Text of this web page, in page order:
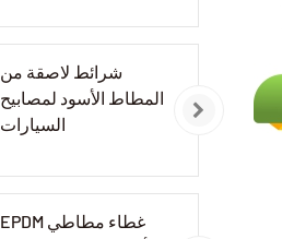
شرائط لاصقة من
المطاط الأسود لمصابيح
السيارات
EPDM غطاء مطاطي